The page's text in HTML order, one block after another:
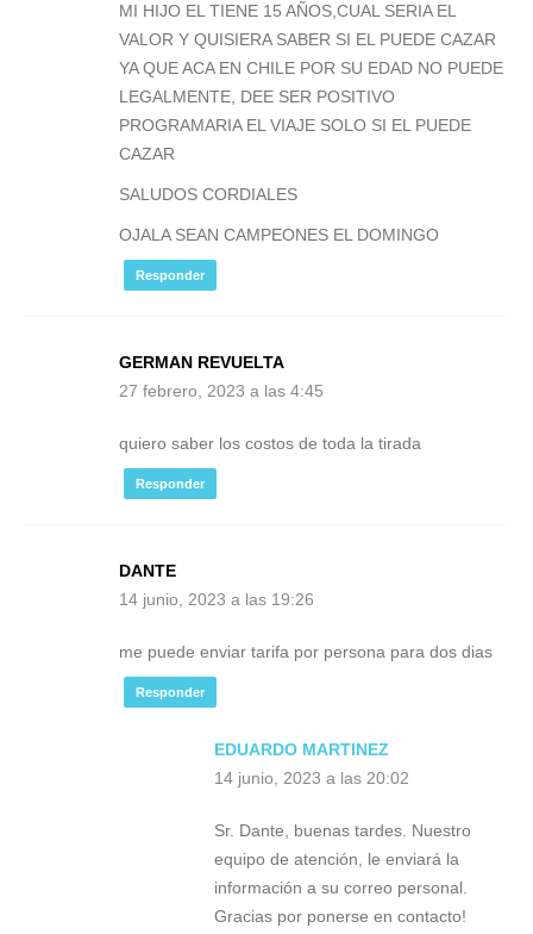
MI HIJO EL TIENE 15 AÑOS,CUAL SERIA EL
VALOR Y QUISIERA SABER SI EL PUEDE CAZAR
YA QUE ACA EN CHILE POR SU EDAD NO PUEDE
LEGALMENTE, DEE SER POSITIVO
PROGRAMARIA EL VIAJE SOLO SI EL PUEDE
CAZAR
SALUDOS CORDIALES
OJALA SEAN CAMPEONES EL DOMINGO
Responder
GERMAN REVUELTA
27 febrero, 2023 a las 4:45
quiero saber los costos de toda la tirada
Responder
DANTE
14 junio, 2023 a las 19:26
me puede enviar tarifa por persona para dos dias
Responder
EDUARDO MARTINEZ
14 junio, 2023 a las 20:02
Sr. Dante, buenas tardes. Nuestro
equipo de atención, le enviará la
información a su correo personal.
Gracias por ponerse en contacto!